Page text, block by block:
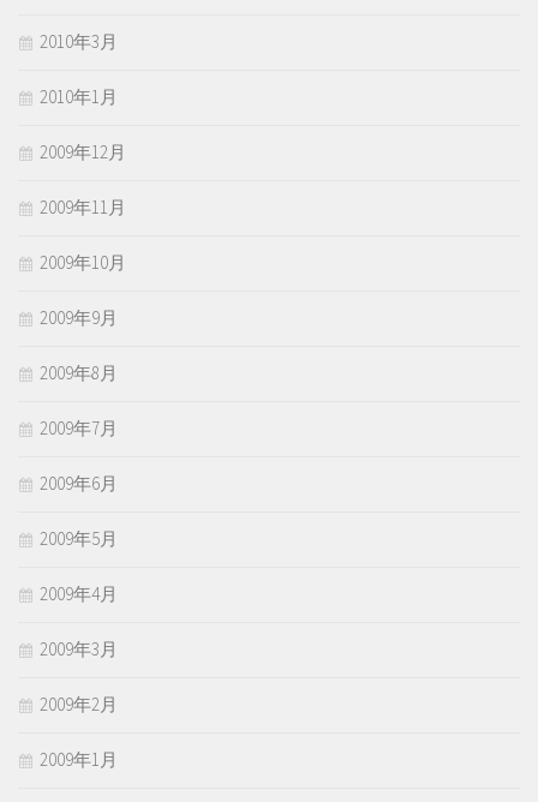
2010年3月
2010年1月
2009年12月
2009年11月
2009年10月
2009年9月
2009年8月
2009年7月
2009年6月
2009年5月
2009年4月
2009年3月
2009年2月
2009年1月